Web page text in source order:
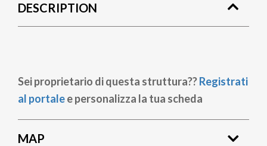
DESCRIPTION
Sei proprietario di questa struttura??Registrati
al portalee personalizza la tua scheda
MAP